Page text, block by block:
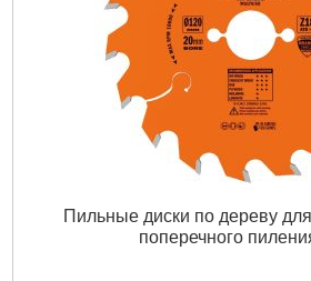
Пильные диски по дереву
поперечного